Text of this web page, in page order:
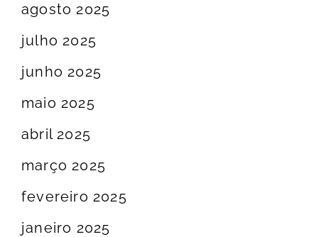
agosto 2025
julho 2025
junho 2025
maio 2025
abril 2025
março 2025
fevereiro 2025
janeiro 2025